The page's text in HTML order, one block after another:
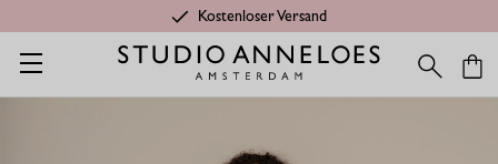
Kostenloser Versand
Startseite Shop Kleidung aus Travelstoff Travelstoff Shirts &